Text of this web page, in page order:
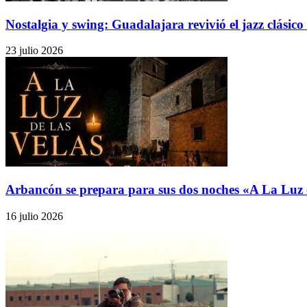
Nostalgia y swing: Guadalajara revivió el jazz clásico
23 julio 2026
Arbancón se prepara para sus dos noches «A La Luz
16 julio 2026